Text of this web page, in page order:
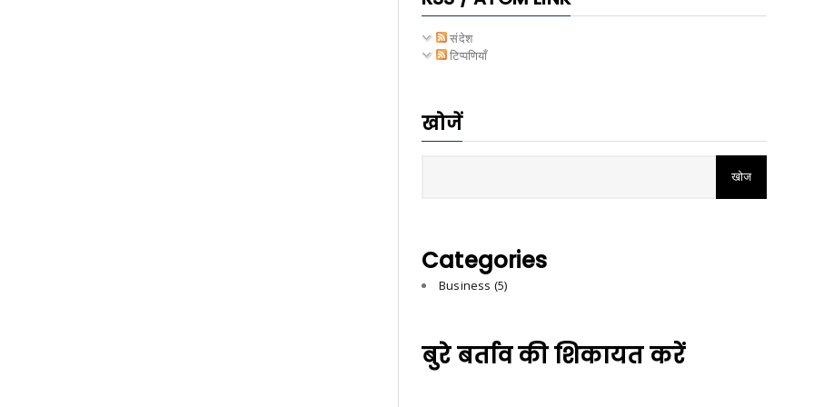
संदेश
टिप्पणियाँ
खोजें
Categories
Business (5)
बुरे बर्ताव की शिकायत करें